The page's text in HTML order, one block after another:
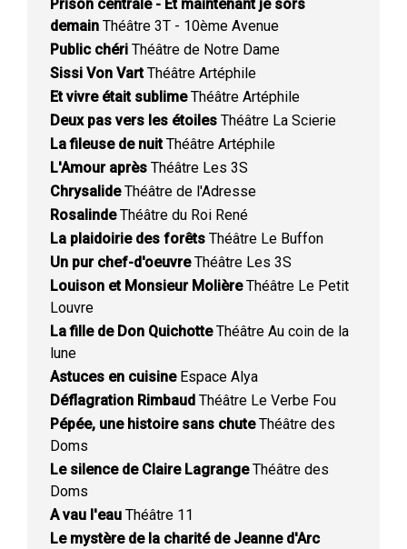
Prison centrale - Et maintenant je sors
demain Théâtre 3T - 10ème Avenue
Public chéri Théâtre de Notre Dame
Sissi Von VartThéâtre Artéphile
Et vivre était sublimeThéâtre Artéphile
Deux pas vers les étoiles Théâtre La Scierie
La fileuse de nuitThéâtre Artéphile
L'Amour après Théâtre Les 3S
ChrysalideThéâtre de l'Adresse
RosalindeThéâtre du Roi René
La plaidoirie des forêts Théâtre Le Buffon
Un pur chef-d'oeuvreThéâtre Les 3S
Louison et Monsieur MolièreThéâtre Le Petit
Louvre
La fille de Don QuichotteThéâtre Au coin de la
lune
Astuces en cuisineEspace Alya
Déflagration Rimbaud Théâtre Le Verbe Fou
Pépée, une histoire sans chuteThéâtre des
Doms
Le silence de Claire LagrangeThéâtre des
Doms
A vau l'eau Théâtre 11
Le mystère de la charité de Jeanne d'Arc